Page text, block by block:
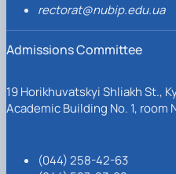
rectorat@nubip.edu.ua
Admissions Committee
19 Horikhuvatskyi Shliakh St.,
Academic Building No. 1, room
(044) 258-42-63